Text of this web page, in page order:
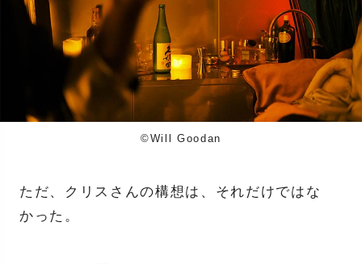
©️Will Goodan
ただ、クリスさんの構想は、それだけではな
かった。